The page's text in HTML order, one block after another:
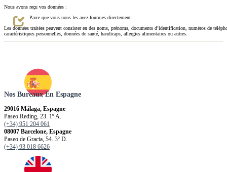
Nous avons reçu vos données :
Parce que vous nous les avez fournies directement.
Les données traitées peuvent consister en des noms, prénoms, documents d’identification, numéros de
caractéristiques personnelles, données de santé, handicaps, allergies alimentaires ou autres.
Nos Bureaux En Espagne
29016 Málaga, Espagne
Paseo Reding, 23. 1º A.
(+34) 951 204 061
08007 Barcelone, Espagne
Paseo de Gracia, 54. 3º D.
(+34) 93 018 6626